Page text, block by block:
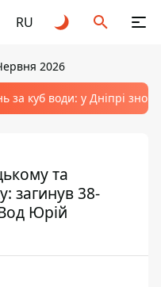
RU
2026
за куб води: у Дніпрі
та
загинув 38-
Юрій